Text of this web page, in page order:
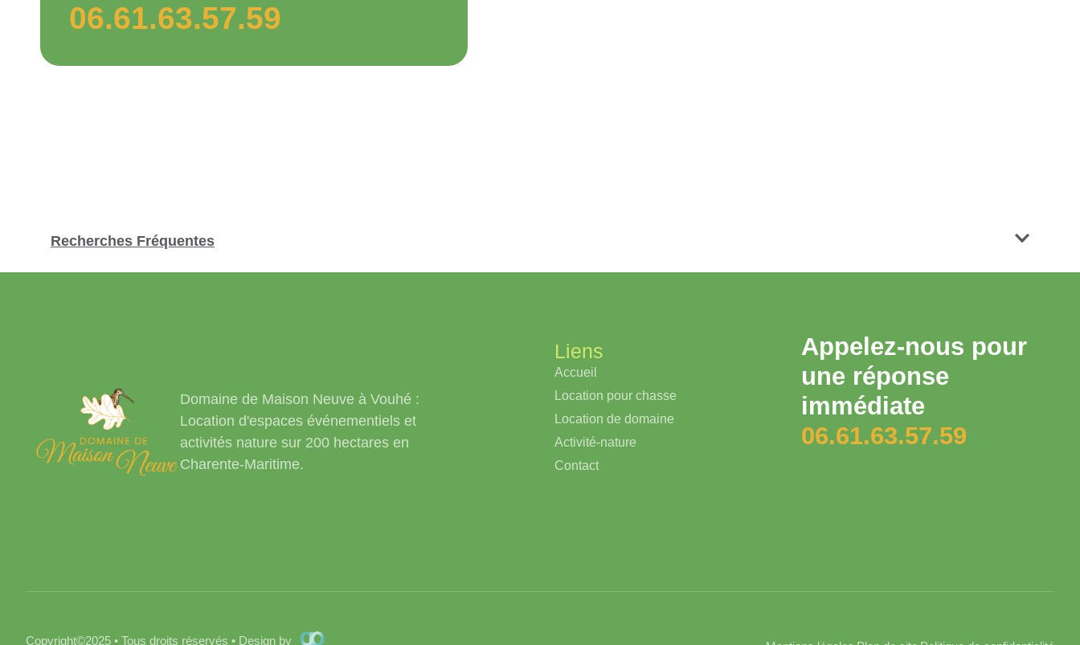
06.61.63.57.59
Recherches Fréquentes
Domaine de Maison Neuve à Vouhé :
Location d'espaces événementiels et
activités nature sur 200 hectares en
Charente-Maritime.
Liens
Accueil
Location pour chasse
Location de domaine
Activité-nature
Contact
Appelez-nous pour
une réponse
immédiate
06.61.63.57.59
Copyright©2025 • Tous droits réservés • Design by